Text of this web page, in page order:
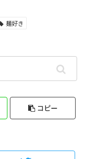
麺好き
コピー